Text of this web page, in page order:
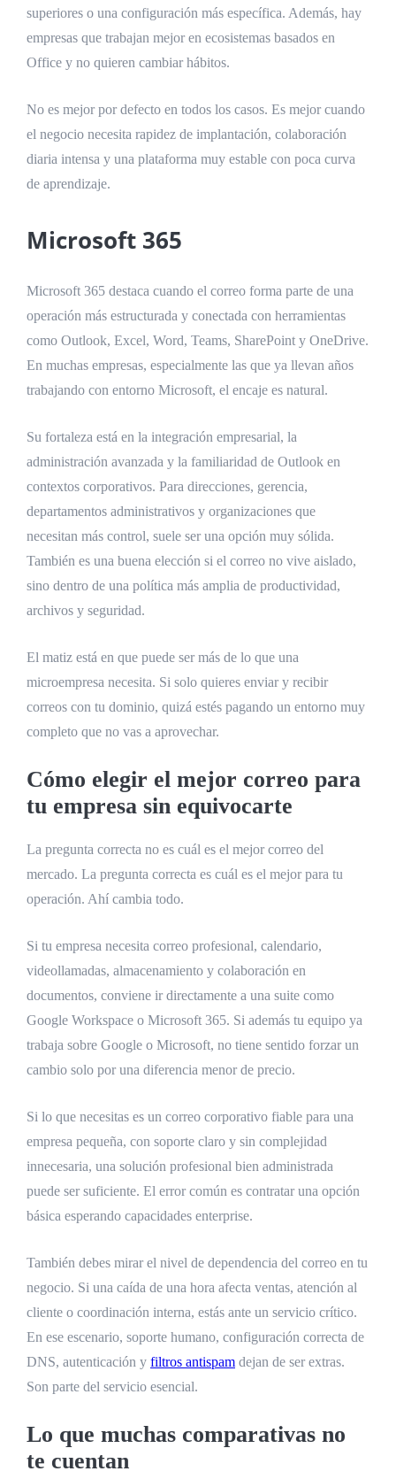
superiores o una configuración más específica. Además, hay
empresas que trabajan mejor en ecosistemas basados en
Office y no quieren cambiar hábitos.
No es mejor por defecto en todos los casos. Es mejor cuando
el negocio necesita rapidez de implantación, colaboración
diaria intensa y una plataforma muy estable con poca curva
de aprendizaje.
Microsoft 365
Microsoft 365 destaca cuando el correo forma parte de una
operación más estructurada y conectada con herramientas
como Outlook, Excel, Word, Teams, SharePoint y OneDrive.
En muchas empresas, especialmente las que ya llevan años
trabajando con entorno Microsoft, el encaje es natural.
Su fortaleza está en la integración empresarial, la
administración avanzada y la familiaridad de Outlook en
contextos corporativos. Para direcciones, gerencia,
departamentos administrativos y organizaciones que
necesitan más control, suele ser una opción muy sólida.
También es una buena elección si el correo no vive aislado,
sino dentro de una política más amplia de productividad,
archivos y seguridad.
El matiz está en que puede ser más de lo que una
microempresa necesita. Si solo quieres enviar y recibir
correos con tu dominio, quizá estés pagando un entorno muy
completo que no vas a aprovechar.
Cómo elegir el mejor correo para
tu empresa sin equivocarte
La pregunta correcta no es cuál es el mejor correo del
mercado. La pregunta correcta es cuál es el mejor para tu
operación. Ahí cambia todo.
Si tu empresa necesita correo profesional, calendario,
videollamadas, almacenamiento y colaboración en
documentos, conviene ir directamente a una suite como
Google Workspace o Microsoft 365. Si además tu equipo ya
trabaja sobre Google o Microsoft, no tiene sentido forzar un
cambio solo por una diferencia menor de precio.
Si lo que necesitas es un correo corporativo fiable para una
empresa pequeña, con soporte claro y sin complejidad
innecesaria, una solución profesional bien administrada
puede ser suficiente. El error común es contratar una opción
básica esperando capacidades enterprise.
También debes mirar el nivel de dependencia del correo en tu
negocio. Si una caída de una hora afecta ventas, atención al
cliente o coordinación interna, estás ante un servicio crítico.
En ese escenario, soporte humano, configuración correcta de
DNS, autenticación y filtros antispam dejan de ser extras.
Son parte del servicio esencial.
Lo que muchas comparativas no
te cuentan